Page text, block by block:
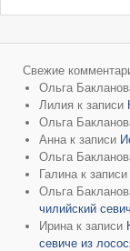
Свежие
Ольга
Лилия к записи
Ольга
Анна к записи
Ольга
Галина к записи
Ольга
чилийский
Ирина к записи
севиче из